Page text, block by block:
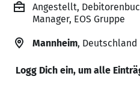
Angestellt,
Manager, EOS Gruppe
Mannheim, Deutschland
Logg Dich ein, um alle